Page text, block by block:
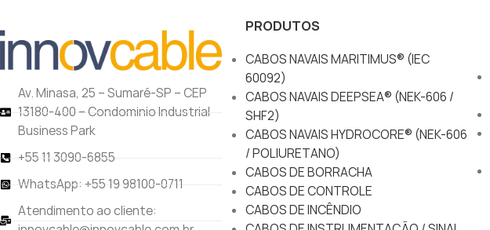
Av. Minasa, 25 – Sumaré-SP – CEP
13180-400 – Condominio Industrial
Business Park
+55 11 3090-6855
WhatsApp: +55 19 98100-0711
Atendimento ao cliente:
PRODUTOS
CABOS NAVAIS MARITIMUS® (IEC
60092)
CABOS NAVAIS DEEPSEA® (NEK-606 /
SHF2)
CABOS NAVAIS HYDROCORE® (NEK-606
/ POLIURETANO)
CABOS DE BORRACHA
CABOS DE CONTROLE
CABOS DE INCÊNDIO